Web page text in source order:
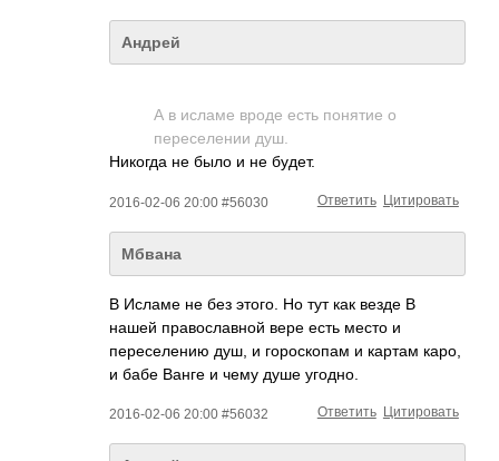
Андрей
А в исламе вроде есть понятие о
переселении душ.
Никогда не было и не будет.
2016-02-06 20:00 #56030 Цитировать
Ответить
Мбвана
В Исламе не без этого. Но тут как везде В
нашей православной вере есть место и
переселению душ, и гороскопам и картам каро,
и бабе Ванге и чему душе угодно.
2016-02-06 20:00 #56032 Цитировать
Ответить